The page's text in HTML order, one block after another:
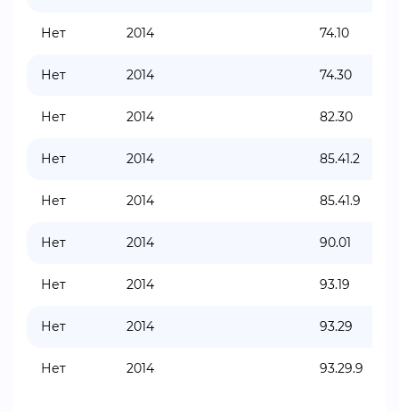
Нет 2014 74.10
Нет 2014 74.30
Нет 2014 82.30
Нет 2014 85.41.2
Нет 2014 85.41.9
Нет 2014 90.01
Нет 2014 93.19
Нет 2014 93.29
Нет 2014 93.29.9